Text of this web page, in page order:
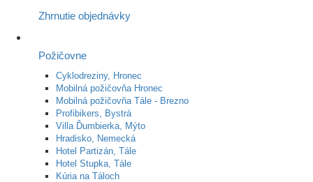
Zhrnutie objednávky
Požičovne
Cyklodreziny, Hronec
Mobilná požičovňa Hronec
Mobilná požičovňa Tále - Brezno
Profibikers, Bystrá
Villa Ďumbierka, Mýto
Hradisko, Nemecká
Hotel Partizán, Tále
Hotel Stupka, Tále
Kúria na Táloch